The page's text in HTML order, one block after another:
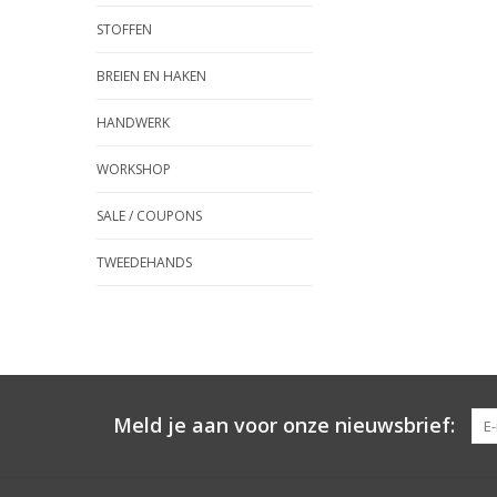
STOFFEN
BREIEN EN HAKEN
HANDWERK
WORKSHOP
SALE / COUPONS
TWEEDEHANDS
Meld je aan voor onze nieuwsbrief: